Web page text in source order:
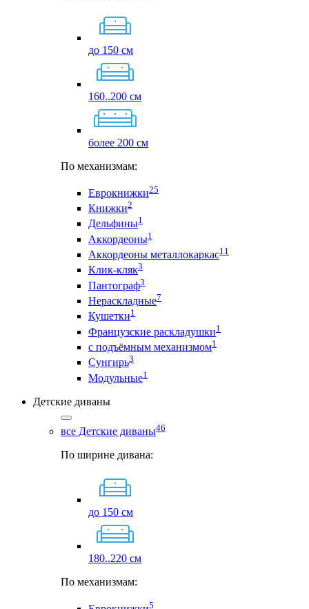
до 150 см
160..200 см
более 200 см
По механизмам:
Еврокнижки25
Книжки2
Дельфины1
Аккордеоны1
Аккордеоны металлокаркас11
Клик-кляк3
Пантограф3
Нераскладные7
Кушетки1
Французские раскладушки1
с подъёмным механизмом1
Сунгирь3
Модульные1
Детские диваны
все Детские диваны46
По ширине дивана:
до 150 см
180..220 см
По механизмам:
5